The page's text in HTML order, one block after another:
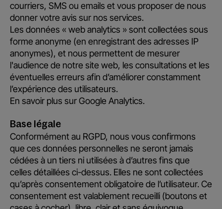
courriers, SMS ou emails et vous proposer de nous
donner votre avis sur nos services.
Les données « web analytics » sont collectées sous
forme anonyme (en enregistrant des adresses IP
anonymes), et nous permettent de mesurer
l'audience de notre site web, les consultations et les
éventuelles erreurs afin d’améliorer constamment
l’expérience des utilisateurs.
En savoir plus sur Google Analytics.
Base légale
Conformément au RGPD, nous vous confirmons
que ces données personnelles ne seront jamais
cédées à un tiers ni utilisées à d’autres fins que
celles détaillées ci-dessus. Elles ne sont collectées
qu’après consentement obligatoire de l’utilisateur. Ce
consentement est valablement recueilli (boutons et